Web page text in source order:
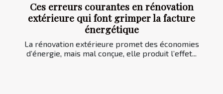
Ces erreurs courantes en rénovation
extérieure qui font grimper la facture
énergétique
La rénovation extérieure promet des économies
d’énergie, mais mal conçue, elle produit l’effet...